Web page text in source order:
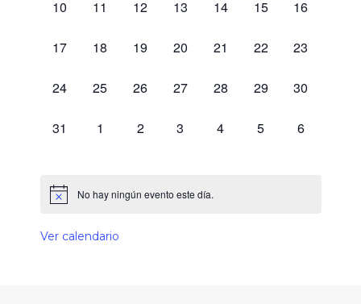
0 eventos,
10 0 eventos,
11 0 eventos,
12 0 eventos,
13 0 eventos,
14 0 eventos,
15 0 eventos,
16
0 eventos,
17 0 eventos,
18 0 eventos,
19 0 eventos,
20 0 eventos,
21 0 eventos,
22 0 eventos,
23
0 eventos,
24 0 eventos,
25 0 eventos,
26 0 eventos,
27 0 eventos,
28 0 eventos,
29 0 eventos,
30
0 eventos,
31 0 eventos,
1 0 eventos,
2 0 eventos,
3 0 eventos,
4 0 eventos,
5 0 eventos,
6
No hay ningún evento este día.
Ver calendario